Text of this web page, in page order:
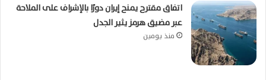
اتفاق مقترح يمنح إيران دورًا بالإشراف على الملاحة
عبر مضيق هرمز يثير الجدل
منذ يومين